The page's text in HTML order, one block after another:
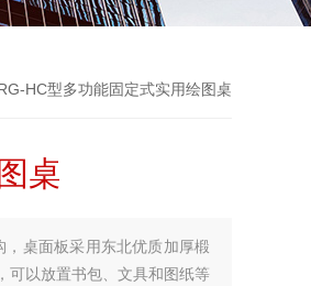
HC型多功能固定式实用绘图桌
桌
桌面板采用东北优质加厚椴
可以放置书包、文具和图纸等